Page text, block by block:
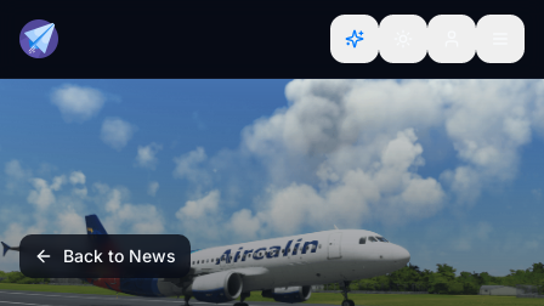
Back to News